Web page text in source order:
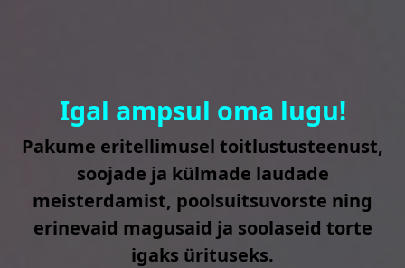
Igal ampsul oma lugu!
Pakume eritellimusel toitlustusteenust,
soojade ja külmade laudade
meisterdamist, poolsuitsuvorste ning
erinevaid magusaid ja soolaseid torte
igaks ürituseks.